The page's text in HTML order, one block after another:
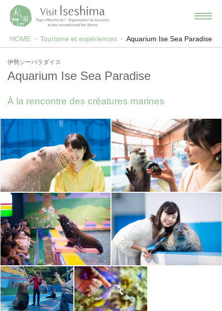
HOME Tourisme et expériences Aquarium Ise Sea Paradise
伊勢シーパラダイス
Aquarium Ise Sea Paradise
À la rencontre des créatures marines